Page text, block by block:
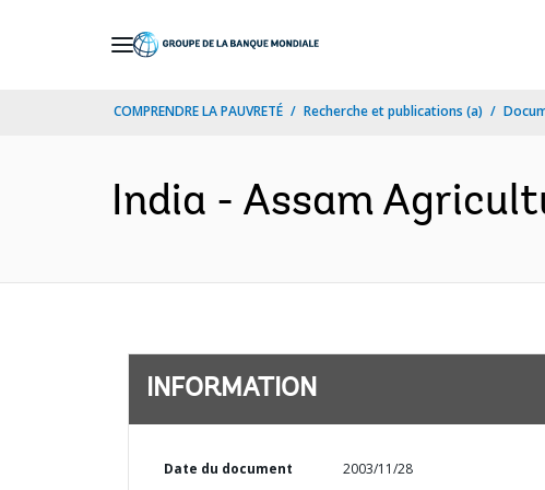
COMPRENDRE LA PAUVRETÉ Recherche et publications (a)
India - Assam
INFORMATION
Date du document 2003/11/28